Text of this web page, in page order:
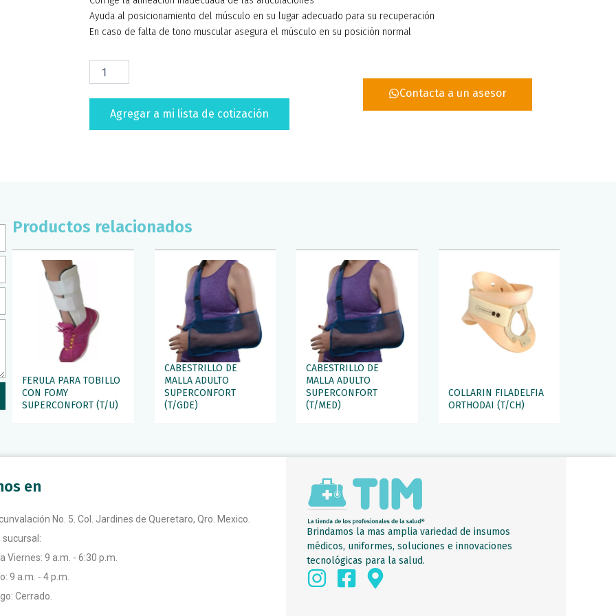
Ayuda al posicionamiento del músculo en su lugar adecuado para su recuperación
En caso de falta de tono muscular asegura el músculo en su posición normal
CINTA
KINESIOLOGICA
cantidad
Agregar a mi lista de cotización
Contacta a un asesor
Productos relacionados
FERULA PARA TOBILLO
CON FOMY
SUPERCONFORT (T/U)
CABESTRILLO DE
MALLA ADULTO
SUPERCONFORT
(T/GDE)
CABESTRILLO DE
MALLA ADULTO
SUPERCONFORT
(T/MED)
COLLARIN FILADELFIA
ORTHODAI (T/CH)
en
No. 5. Col. Jardines de Queretaro, Qro. Mexico.
sucursal:
Viernes: 9 a.m. - 6:30 p.m.
9 a.m. - 4 p.m.
Cerrado.
Brindamos la mas amplia variedad de insumos
médicos, uniformes, soluciones e innovaciones
tecnológicas para la salud.